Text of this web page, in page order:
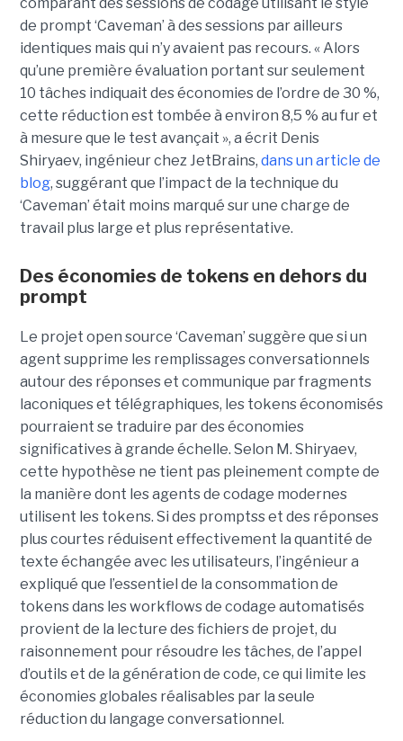
comparant des sessions de codage utilisant le style
de prompt ‘Caveman’ à des sessions par ailleurs
identiques mais qui n’y avaient pas recours. « Alors
qu’une première évaluation portant sur seulement
10 tâches indiquait des économies de l’ordre de 30 %,
cette réduction est tombée à environ 8,5 % au fur et
à mesure que le test avançait », a écrit Denis
Shiryaev, ingénieur chez JetBrains, dans un article de
blog, suggérant que l’impact de la technique du
‘Caveman’ était moins marqué sur une charge de
travail plus large et plus représentative.
Des économies de tokens en dehors du
prompt
Le projet open source ‘Caveman’ suggère que si un
agent supprime les remplissages conversationnels
autour des réponses et communique par fragments
laconiques et télégraphiques, les tokens économisés
pourraient se traduire par des économies
significatives à grande échelle. Selon M. Shiryaev,
cette hypothèse ne tient pas pleinement compte de
la manière dont les agents de codage modernes
utilisent les tokens. Si des promptss et des réponses
plus courtes réduisent effectivement la quantité de
texte échangée avec les utilisateurs, l’ingénieur a
expliqué que l’essentiel de la consommation de
tokens dans les workflows de codage automatisés
provient de la lecture des fichiers de projet, du
raisonnement pour résoudre les tâches, de l’appel
d’outils et de la génération de code, ce qui limite les
économies globales réalisables par la seule
réduction du langage conversationnel.